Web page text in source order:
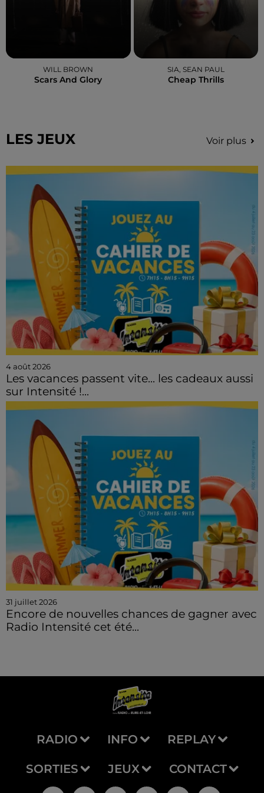
WILL BROWN
Scars And Glory
SIA, SEAN PAUL
Cheap Thrills
LES JEUX Voir plus
4 août 2026
Les vacances passent vite... les cadeaux aussi
sur Intensité !...
31 juillet 2026
Encore de nouvelles chances de gagner avec
Radio Intensité cet été...
RADIO INFO REPLAY
SORTIES JEUX CONTACT